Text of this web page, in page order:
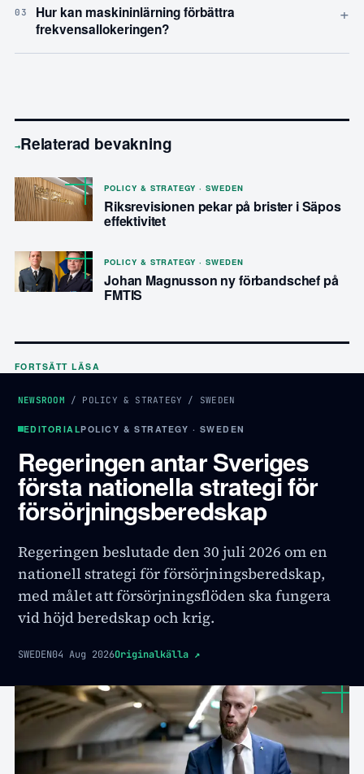
03
Hur kan maskininlärning förbättra
frekvensallokeringen?
+
→Relaterad bevakning
POLICY & STRATEGY · SWEDEN
Riksrevisionen pekar på brister i Säpos
effektivitet
POLICY & STRATEGY · SWEDEN
Johan Magnusson ny förbandschef på
FMTIS
FORTSÄTT LÄSA
NEWSROOM / POLICY & STRATEGY / SWEDEN
EDITORIALPOLICY & STRATEGY · SWEDEN
Regeringen antar Sveriges
första nationella strategi för
försörjningsberedskap
Regeringen beslutade den 30 juli 2026 om en
nationell strategi för försörjningsberedskap,
med målet att försörjningsflöden ska fungera
vid höjd beredskap och krig.
SWEDEN04 Aug 2026Originalkälla ↗